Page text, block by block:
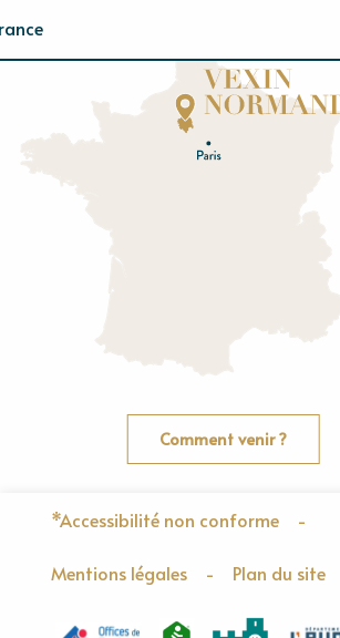
Eu re
rne
Comment venir ?
*Accessibilité non conforme -
Mentions légales - Plan du site